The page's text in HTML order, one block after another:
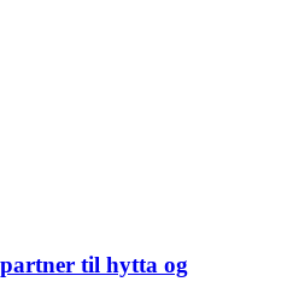
til hytta og